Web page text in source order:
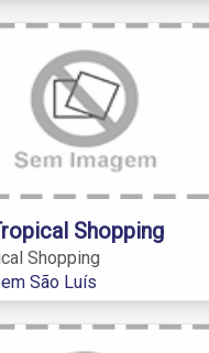
Shopping
Shopping
São Luís